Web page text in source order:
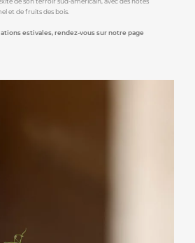
et de fruits des bois.
estivales, rendez-vous sur notre page